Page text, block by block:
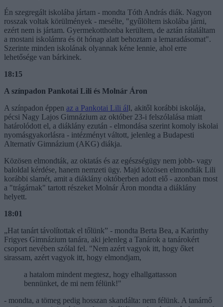
Én szegregált iskolába jártam - mondta Tóth András diák. Nagyon
rosszak voltak körülmények - mesélte, "gyűlöltem iskolába járni,
ezért nem is jártam. Gyermekotthonba kerültem, de aztán rátaláltam
a mostani iskolámra és öt hónap alatt behoztam a lemaradásomat".
Szerinte minden iskolának olyannak kéne lennie, ahol erre
lehetősége van bárkinek.
18:15
A színpadon Pankotai Lili és Molnár Áron
A színpadon éppen az a Pankotai Lili áll, akitől korábbi iskolája,
pécsi Nagy Lajos Gimnázium az október 23-i felszólalása miatt
határolódott el, a diáklány ezután - elmondása szerint komoly iskolai
nyomásgyakorlásra - intézményt váltott, jelenleg a Budapesti
Alternatív Gimnázium (AKG) diákja.
Közösen elmondták, az oktatás és az egészségügy nem jobb- vagy
baloldal kérdése, hanem nemzeti ügy. Majd közösen elmondták Lili
korábbi slamét, amit a diáklány októberben adott elő - azonban most
a "trágárnak" tartott részeket Molnár Áron mondta a diáklány
helyett.
18:01
„Hat tanárt távolítottak el tőlünk” - mondta Berta Bea, a Karinthy
Frigyes Gimnázium tanára, aki jelenleg a Tanárok a tanárokért
csoport nevében szólal fel. "Nem azért vagyok itt, hogy őket
sirassam, azért vagyok itt, hogy elmondjam,
a hatalom mindent megtesz, hogy elhallgattasson
bennünket, de mi nem félünk!"
- mondta, a tömeg pedig hosszan skandálta: nem félünk. A tanárnő